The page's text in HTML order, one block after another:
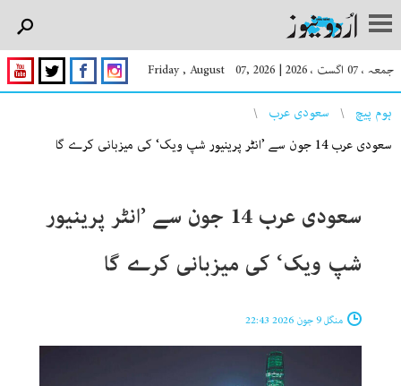
جمعہ ، 07 اگست ، 2026 |
Friday , August 07, 2026
You are here
ہوم پیچ
سعودی عرب
سعودی عرب 14 جون سے ’انٹر پرینیور شپ ویک‘ کی میزبانی کرے گا
سعودی عرب 14 جون سے ’انٹر پرینیور
شپ ویک‘ کی میزبانی کرے گا
منگل 9 جون 2026 22:43